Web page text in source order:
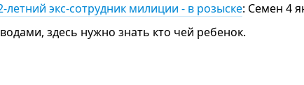
летний экс-сотрудник милиции - в розыске: Семен 4
здесь нужно знать кто чей ребенок.